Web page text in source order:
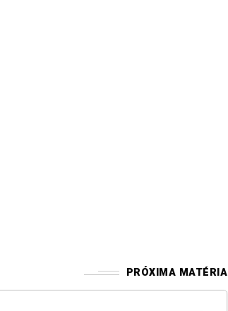
PRÓXIMA MATÉRIA